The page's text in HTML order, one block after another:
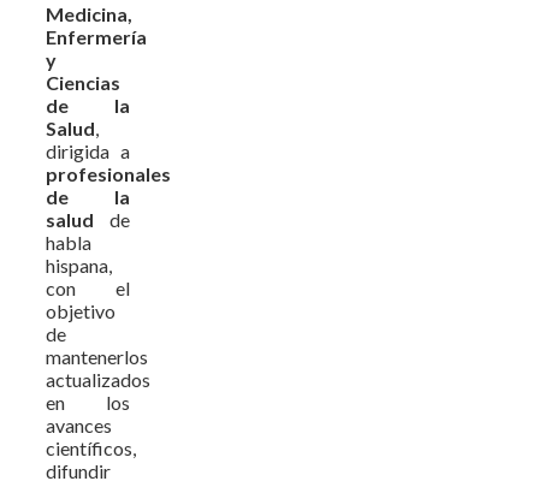
Medicina,
Enfermería
y
Ciencias
de la
Salud,
dirigida a
profesionales
de la
salud de
habla
hispana,
con el
objetivo
de
mantenerlos
actualizados
en los
avances
científicos,
difundir